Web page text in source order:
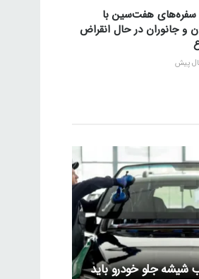
سفره‌های هفت‌سین با
و جانوران در حال انقراض
شیشه جلو خودرو باید